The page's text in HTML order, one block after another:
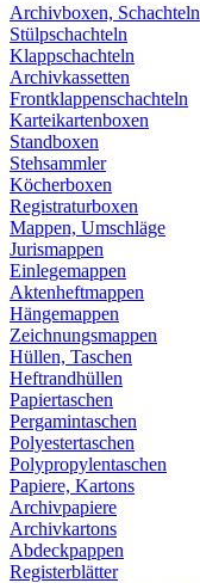
Archivboxen, Schachteln
Stülpschachteln
Klappschachteln
Archivkassetten
Frontklappenschachteln
Karteikartenboxen
Standboxen
Stehsammler
Köcherboxen
Registraturboxen
Mappen, Umschläge
Jurismappen
Einlegemappen
Aktenheftmappen
Hängemappen
Zeichnungsmappen
Hüllen, Taschen
Heftrandhüllen
Papiertaschen
Pergamintaschen
Polyestertaschen
Polypropylentaschen
Papiere, Kartons
Archivpapiere
Archivkartons
Abdeckpappen
Registerblätter